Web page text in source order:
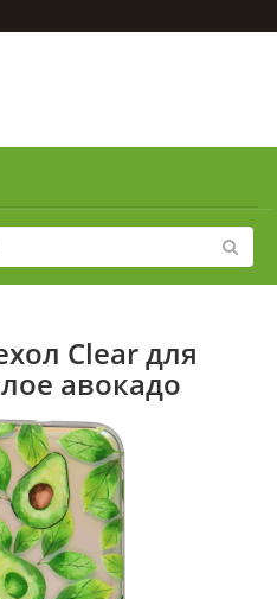
Clear для
авокадо